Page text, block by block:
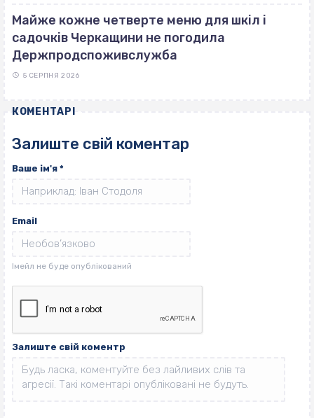
Майже кожне четверте меню для шкіл і
садочків Черкащини не погодила
Держпродспоживслужба
5 СЕРПНЯ 2026
КОМЕНТАРІ
Залиште свій коментар
Ваше ім'я *
Email
Залиште свій коментр